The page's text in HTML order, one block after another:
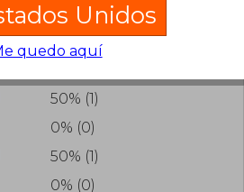
.
50% (1)
0% (0)
50% (1)
0% (0)
Unidos
quedo aquí